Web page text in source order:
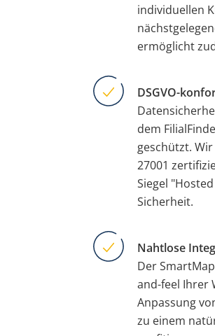
individuellen
ermöglicht
DSGVO-
dem
geschützt.
27001
Siegel
Sicherheit.
Nahtlose
Der
and-feel Ihrer
Anpassung
zu einem